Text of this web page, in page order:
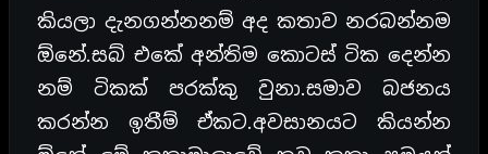
කියලා දැනගන්නනම් අද කතාව නරබන්නම
ඕනේ.සබ් එකේ අන්තිම කොටස් ටික දෙන්න
නම් ටිකක් පරක්කු වුනා.සමාව බජනය
කරන්න ඉතීම් ඒකට.අවසානයට කියන්න